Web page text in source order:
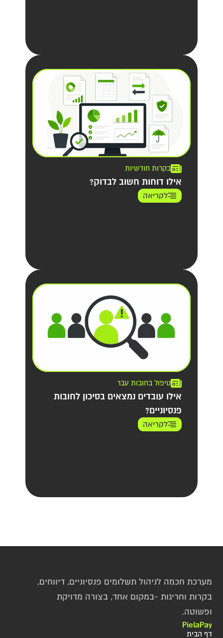
בקרות חודשיות
אילו דוחות חשוב לבדוק?
לקריאה
טיפול בחובות עבר
אילו עובדים נמצאים בסיכון לחובות
פנסיוניים?
לקריאה
ופשוטה.
PielaPay
דף הבית